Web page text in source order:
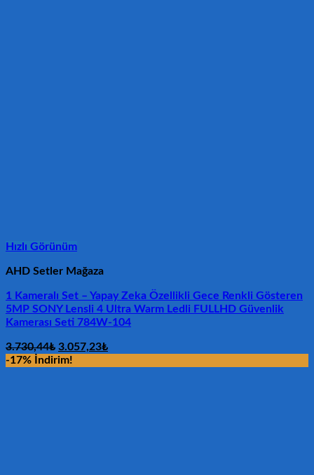
Hızlı Görünüm
AHD Setler Mağaza
1 Kameralı Set – Yapay Zeka Özellikli Gece Renkli Gösteren
5MP SONY Lensli 4 Ultra Warm Ledli FULLHD Güvenlik
Kamerası Seti 784W-104
3.730,44₺ Orijinal
fiyat:
3.057,23₺Şu
-17% İndirim!